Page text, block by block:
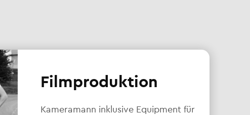
Filmproduktion
Kameramann inklusive Equipment für